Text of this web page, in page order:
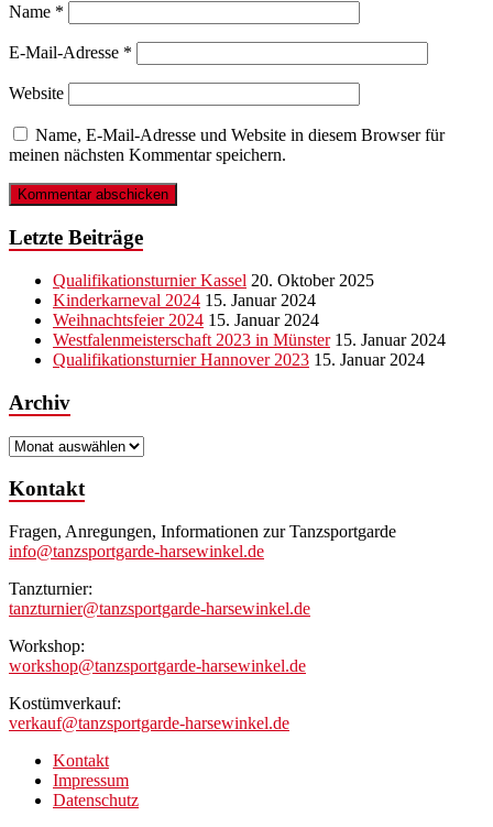
Name *
E-Mail-Adresse *
Website
Name, E-Mail-Adresse und Website in diesem Browser für
meinen nächsten Kommentar speichern.
Letzte Beiträge
Qualifikationsturnier Kassel 20. Oktober 2025
Kinderkarneval 2024 15. Januar 2024
Weihnachtsfeier 2024 15. Januar 2024
Westfalenmeisterschaft 2023 in Münster 15. Januar 2024
Qualifikationsturnier Hannover 2023 15. Januar 2024
Archiv
Archiv
Kontakt
Fragen, Anregungen, Informationen zur Tanzsportgarde
info@tanzsportgarde-harsewinkel.de
Tanzturnier:
tanzturnier@tanzsportgarde-harsewinkel.de
Workshop:
workshop@tanzsportgarde-harsewinkel.de
Kostümverkauf:
verkauf@tanzsportgarde-harsewinkel.de
Kontakt
Impressum
Datenschutz